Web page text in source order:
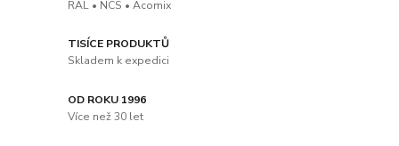
RAL • NCS • Acomix
TISÍCE PRODUKTŮ
Skladem k expedici
OD ROKU 1996
Více než 30 let